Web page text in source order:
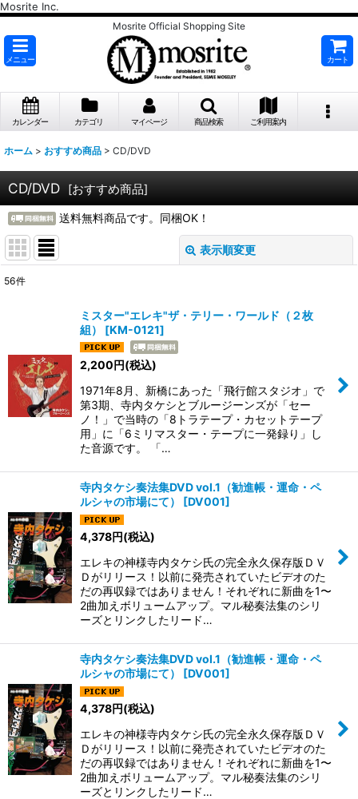
Mosrite Inc.
Mosrite Official Shopping Site
メニュー カート
カレンダー カテゴリ マイページ 商品検索 ご利用案内
ホーム > おすすめ商品 > CD/DVD
CD/DVD [おすすめ商品]
送料無料商品です。同梱OK！
表示順変更
56件
ミスター"エレキ"ザ・テリー・ワールド（２枚
組）
[KM-0121]
2,200円(税込)
1971年8月、新橋にあった「飛行館スタジオ」で
第3期、寺内タケシとブルージーンズが「セー
ノ！」で当時の「8トラテープ・カセットテープ
用」に「6ミリマスター・テープに一発録り」し
た音源です。 「…
寺内タケシ奏法集DVD vol.1（勧進帳・運命・ペ
ルシャの市場にて）
[DV001]
4,378円(税込)
エレキの神様寺内タケシ氏の完全永久保存版ＤＶ
Ｄがリリース！以前に発売されていたビデオのた
だの再収録ではありません！それぞれに新曲を1〜
2曲加えボリュームアップ。マル秘奏法集のシリ
ーズとリンクしたリード…
寺内タケシ奏法集DVD vol.1（勧進帳・運命・ペ
ルシャの市場にて）
[DV001]
4,378円(税込)
エレキの神様寺内タケシ氏の完全永久保存版ＤＶ
Ｄがリリース！以前に発売されていたビデオのた
だの再収録ではありません！それぞれに新曲を1〜
2曲加えボリュームアップ。マル秘奏法集のシリ
ーズとリンクしたリード…